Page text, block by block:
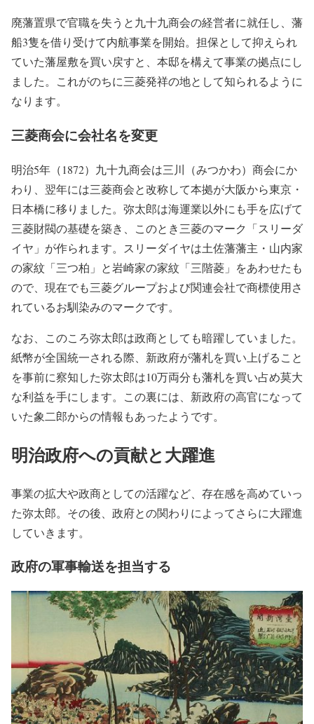
廃藩置県で官職を失うと九十九商会の経営者に就任し、藩
船3隻を借り受けて内航事業を開始。担保として抑えられ
ていた藩屋敷を買い戻すと、本邸を構えて事業の拠点にし
ました。これがのちに三菱発祥の地として知られるように
なります。
三菱商会に会社名を変更
明治5年（1872）九十九商会は三川（みつかわ）商会にか
わり、翌年には三菱商会と改称して本拠が大阪から東京・
日本橋に移りました。弥太郎は海運業以外にも手を広げて
三菱財閥の基礎を築き、このとき三菱のマーク「スリーダ
イヤ」が作られます。スリーダイヤは土佐藩藩主・山内家
の家紋「三つ柏」と岩崎家の家紋「三階菱」をあわせたも
ので、現在でも三菱グループおよび関連会社で商標使用さ
れているお馴染みのマークです。
なお、このころ弥太郎は政商としても暗躍していました。
紙幣が全国統一される際、新政府が藩札を買い上げること
を事前に察知した弥太郎は10万両分も藩札を買い占め莫大
な利益を手にします。この裏には、新政府の高官になって
いた象二郎からの情報もあったようです。
明治政府への貢献と大躍進
事業の拡大や政商としての活躍など、存在感を高めていっ
た弥太郎。その後、政府との関わりによってさらに大躍進
していきます。
政府の軍事輸送を担当する